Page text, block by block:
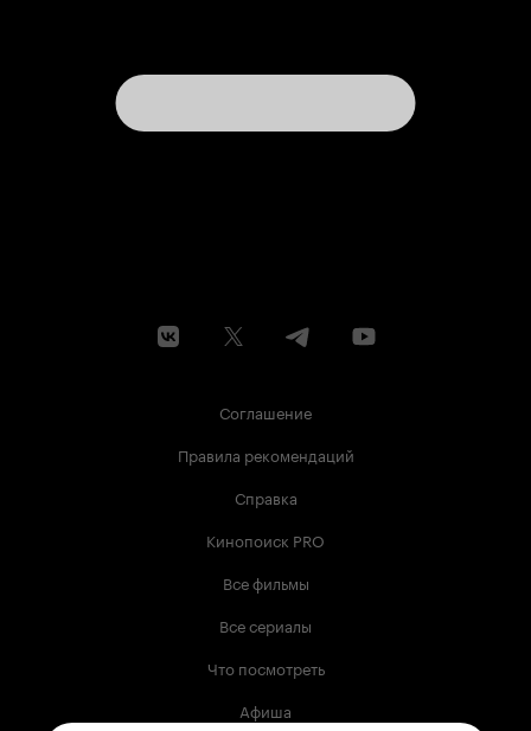
Соглашение
Правила рекомендаций
Справка
Кинопоиск PRO
Все фильмы
Все сериалы
Что посмотреть
Афиша